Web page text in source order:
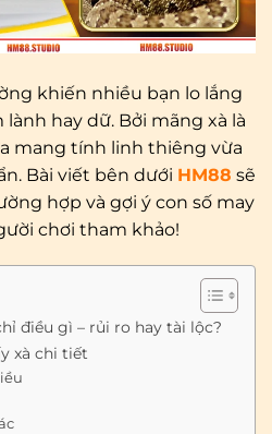
khiến nhiều bạn lo lắng
hay dữ. Bởi mãng xà là
mang tính linh thiêng vừa
Bài viết bên dưới HM88 sẽ
hợp và gợi ý con số may
chơi tham khảo!
điều gì – rủi ro hay tài lộc?
xà chi tiết